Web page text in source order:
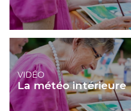
VIDÉO
La météo intérieure